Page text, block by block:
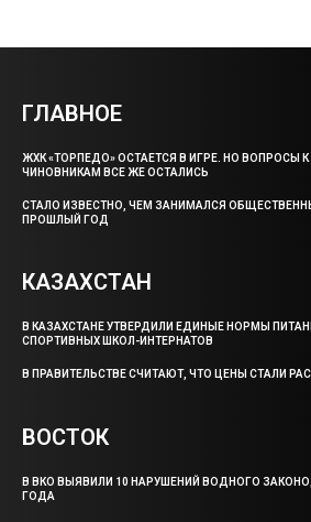
ГЛАВНОЕ
ЖХК «ТОРПЕДО» ОСТАЕТСЯ В ИГРЕ. НО ВОПРОСЫ
ЧИНОВНИКАМ ВСЕ ЖЕ ОСТАЛИСЬ
СТАЛО ИЗВЕСТНО, ЧЕМ ЗАНИМАЛСЯ
ПРОШЛЫЙ ГОД
КАЗАХСТАН
В КАЗАХСТАНЕ УТВЕРДИЛИ ЕДИНЫЕ НОРМЫ
СПОРТИВНЫХ ШКОЛ-ИНТЕРНАТОВ
В ПРАВИТЕЛЬСТВЕ СЧИТАЮТ, ЧТО ЦЕНЫ СТАЛИ
ВОСТОК
В ВКО ВЫЯВИЛИ 10 НАРУШЕНИЙ ВОДНОГО
ГОДА